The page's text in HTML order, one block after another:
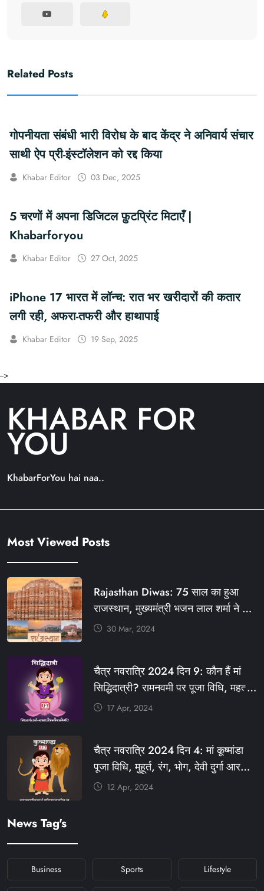
Related Posts
गोपनीयता संबंधी भारी विरोध के बाद केंद्र ने अनिवार्य संचार
साथी ऐप प्री-इंस्टॉलेशन को रद्द किया
Khabar Editor 03 Dec, 2025
5 चरणों में अपना डिजिटल फ़ुटप्रिंट मिटाएँ |
Khabarforyou
Khabar Editor 27 Oct, 2025
iPhone 17 भारत में लॉन्च: रात भर खरीदारों की कतार
लगी रही, अफरा-तफरी और हाथापाई
Khabar Editor 19 Sep, 2025
-->
KHABAR FOR
YOU
KhabarForYou hai naa..
Most Viewed Posts
Rajasthan Diwas: 75 साल का हुआ
राजस्थान, मुख्यमंत्री भजन लाल शर्मा ने दी
बधाई, आज फ्री रहेंगी ये सेवाएं
#KHABARFORYOU #KFYNEWS
#KFYSOCIAL
30 Mar, 2024
चैत्र नवरात्रि 2024 दिन 9: कौन हैं मां
सिद्धिदात्री? रामनवमी पर पूजा विधि, महत्व,
रंग, प्रसाद #KFY #KFYNEWS
#NAVRATRIDAY
17 Apr, 2024
चैत्र नवरात्रि 2024 दिन 4: मां कूष्मांडा
पूजा विधि, मुहूर्त, रंग, भोग, देवी दुर्गा आरती
और मंत्र #KFY #KFYNEWS
12 Apr, 2024
News Tag's
Business Sports Lifestyle